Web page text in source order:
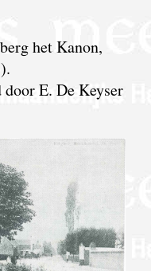
het Kanon,
door E. De Keyser